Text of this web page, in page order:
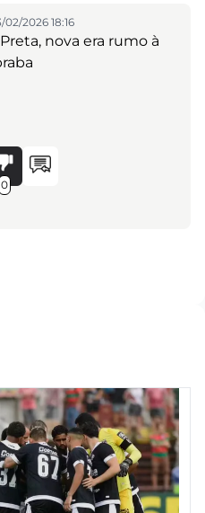
2026 18:16
nova era rumo à
0